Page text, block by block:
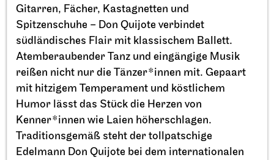
Gitarren, Fächer, Kastagnetten und
Spitzenschuhe – Don Quijote verbindet
südländisches Flair mit klassischem Ballett.
Atemberaubender Tanz und eingängige Musik
reißen nicht nur die Tänzer*innen mit. Gepaart
mit hitzigem Temperament und köstlichem
Humor lässt das Stück die Herzen von
Kenner*innen wie Laien höherschlagen.
Traditionsgemäß steht der tollpatschige
Edelmann Don Quijote bei dem internationalen
Stuttgarter BallettStadtPalais
Präsentation des Stuttgarter
Ballett Annuals
11.09.2026
17:00
So, 20.09.2026